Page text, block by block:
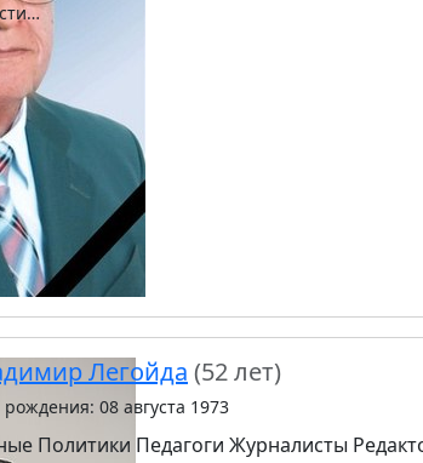
Легойда (52 лет)
08 августа 1973
Политики Педагоги Журналисты